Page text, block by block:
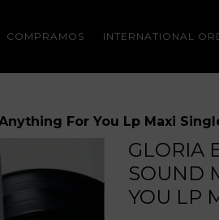
COMPRAMOS INTERNATIONAL
For You Lp Maxi
GLORIA
SOUND
YOU LP